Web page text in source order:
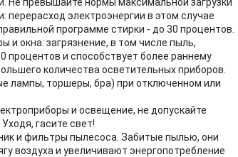
перерасход электроэнергии в этом случае
программе стирки - до 30 процентов.
и окна: загрязнение, в том числе пыль,
и способствует более раннему
количества осветительных приборов.
лампы, торшеры, бра) при отключенном или
и освещение, не допускайте
гасите свет!
и фильтры пылесоса. Забитые пылью, они
воздуха и увеличивают энергопотребление